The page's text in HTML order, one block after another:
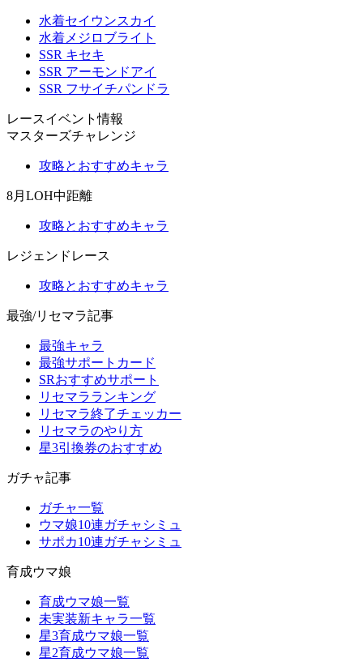
水着セイウンスカイ
水着メジロブライト
SSR キセキ
SSR アーモンドアイ
SSR フサイチパンドラ
レースイベント情報
マスターズチャレンジ
攻略とおすすめキャラ
8月LOH中距離
攻略とおすすめキャラ
レジェンドレース
攻略とおすすめキャラ
最強/リセマラ記事
最強キャラ
最強サポートカード
SRおすすめサポート
リセマラランキング
リセマラ終了チェッカー
リセマラのやり方
星3引換券のおすすめ
ガチャ記事
ガチャ一覧
ウマ娘10連ガチャシミュ
サポカ10連ガチャシミュ
育成ウマ娘
育成ウマ娘一覧
未実装新キャラ一覧
星3育成ウマ娘一覧
星2育成ウマ娘一覧